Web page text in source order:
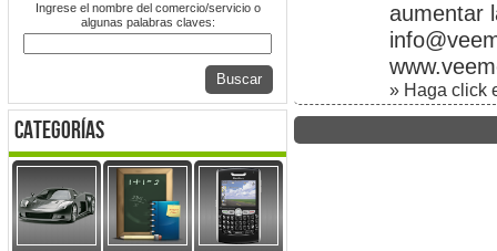
Ingrese el nombre del comercio/servicio o
algunas palabras claves:
Buscar
categorías
aumentar
» Haga click